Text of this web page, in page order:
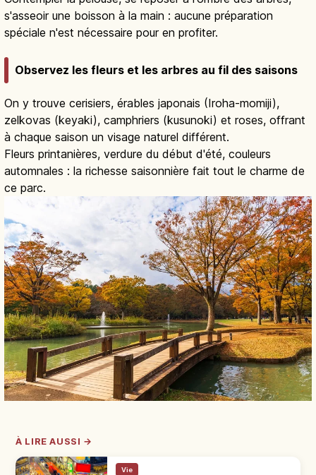
s'asseoir une boisson à la main : aucune préparation
spéciale n'est nécessaire pour en profiter.
Observez les fleurs et les arbres au fil des saisons
On y trouve cerisiers, érables japonais (Iroha-momiji),
zelkovas (keyaki), camphriers (kusunoki) et roses, offrant
à chaque saison un visage naturel différent.
Fleurs printanières, verdure du début d'été, couleurs
automnales : la richesse saisonnière fait tout le charme de
ce parc.
À LIRE AUSSI →
Vie